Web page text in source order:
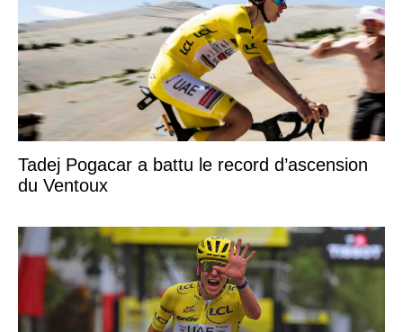
Tadej Pogacar a battu le record d’ascension
du Ventoux